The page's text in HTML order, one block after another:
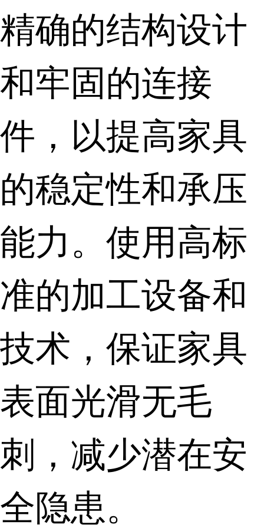
精确的结构设计
和牢固的连接
件，以提高家具
的稳定性和承压
能力。使用高标
准的加工设备和
技术，保证家具
表面光滑无毛
刺，减少潜在安
全隐患。